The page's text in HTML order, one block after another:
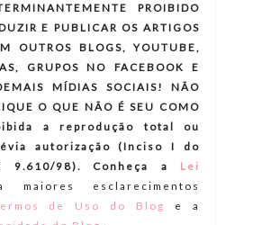
PROIBIDO
E PUBLICAR OS ARTIGOS
OUTROS BLOGS, YOUTUBE,
GRUPOS NO FACEBOOK E
MÍDIAS SOCIAIS! NÃO
O QUE NÃO É SEU COMO
a reprodução total ou
autorização (Inciso I do
98). Conheça a
Lei
maiores esclarecimentos
de Uso do Blog
e a